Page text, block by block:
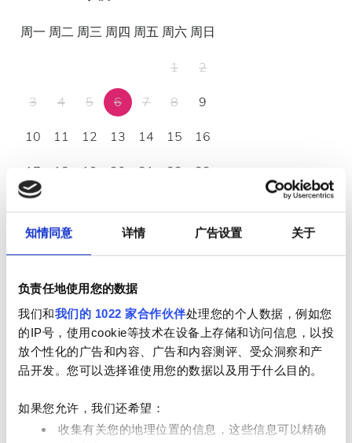
知情同意 详情 广告设置 关于
负责任地使用您的数据
我们和我们的 1022 家合作伙伴处理您的个人数据，例如您
的IP号，使用cookie等技术在设备上存储和访问信息，以投
放个性化的广告和内容、广告和内容测评、受众洞察和产
品开发。您可以选择谁使用您的数据以及用于什么目的。
如果您允许，我们还希望：
收集有关您的地理位置的信息，这些信息可以精确
周一 周二周三 周四 周五周六周日
1
2
3
4 5 6 7 8
9
10
11 12 13 14 15
16
17
18 19 20 21 22
23
31
营业时间
星期一 04:00 - 17:00
星期三 04:00 - 17:00